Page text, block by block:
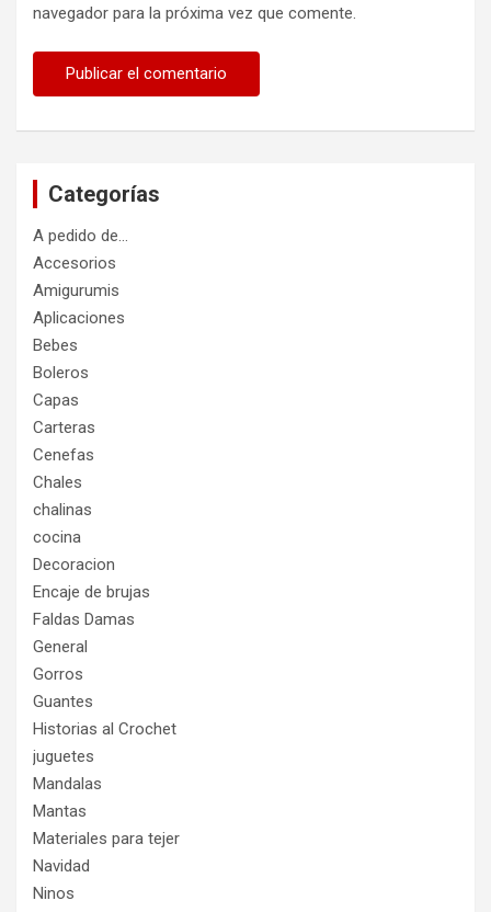
navegador para la próxima vez que comente.
Categorías
A pedido de…
Accesorios
Amigurumis
Aplicaciones
Bebes
Boleros
Capas
Carteras
Cenefas
Chales
chalinas
cocina
Decoracion
Encaje de brujas
Faldas Damas
General
Gorros
Guantes
Historias al Crochet
juguetes
Mandalas
Mantas
Materiales para tejer
Navidad
Ninos